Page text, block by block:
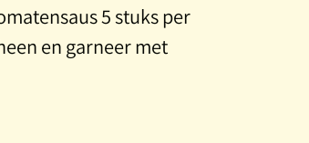
5 stuks per
en garneer met